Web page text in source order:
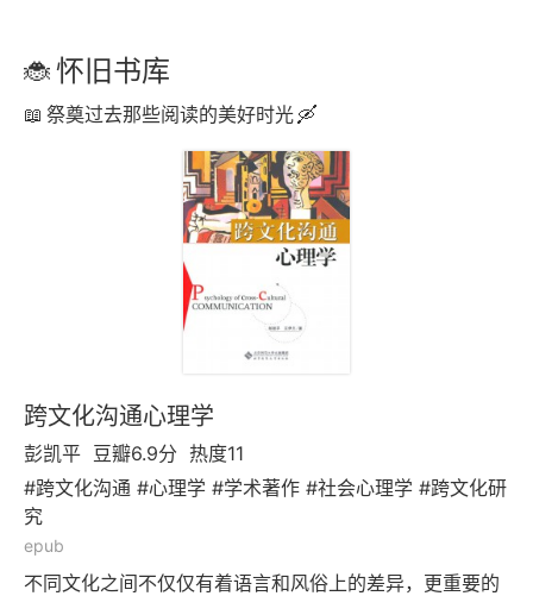
怀旧书库
祭奠过去那些阅读的美好时光
跨文化沟通心理学
彭凯平 豆瓣6.9分 热度11
#跨文化沟通 #心理学 #学术著作 #社会心理学 #跨文化研
究
epub
不同文化之间不仅仅有着语言和风俗上的差异，更重要的